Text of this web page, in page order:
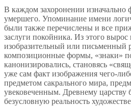
В каждом захоронении изначально
умершего. Упоминание имени
были также перечислены и все
заслуги покойника. Из этого
изобразительный или письменный
композиционные формы, «знаки»
канонизировались, становясь
уже сам факт изображения чего-
предметом сакрального мира,
увековеченным. Древнему царству
безусловную реальность